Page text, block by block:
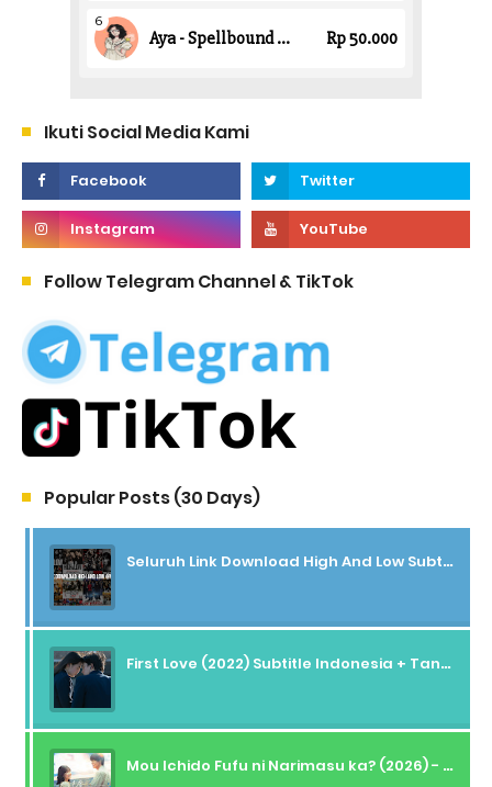
Ikuti Social Media Kami
Follow Telegram Channel & TikTok
Popular Posts (30 Days)
Seluruh Link Download High And Low Subtitle Indonesia
First Love (2022) Subtitle Indonesia + Tanpa Iklan + Streaming + 1080p
Mou Ichido Fufu ni Narimasu ka? (2026) - 01 Subtitle Indonesia